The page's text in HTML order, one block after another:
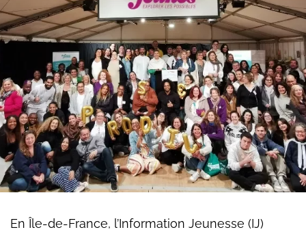
En Île-de-France, l’Information Jeunesse (IJ)